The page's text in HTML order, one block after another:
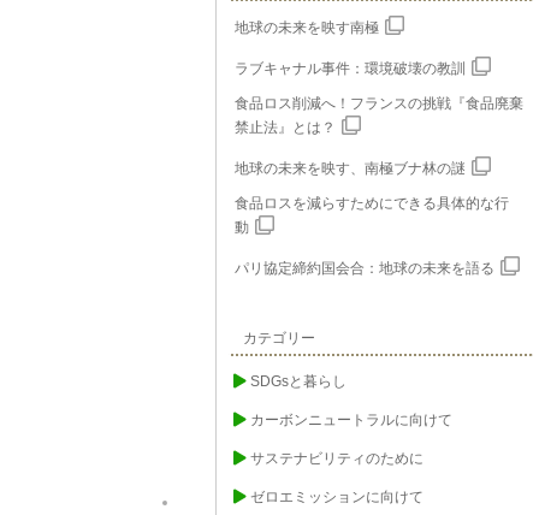
地球の未来を映す南極
ラブキャナル事件：環境破壊の教訓
食品ロス削減へ！フランスの挑戦『食品廃棄
禁止法』とは？
地球の未来を映す、南極ブナ林の謎
食品ロスを減らすためにできる具体的な行
動
パリ協定締約国会合：地球の未来を語る
カテゴリー
SDGsと暮らし
カーボンニュートラルに向けて
サステナビリティのために
ゼロエミッションに向けて